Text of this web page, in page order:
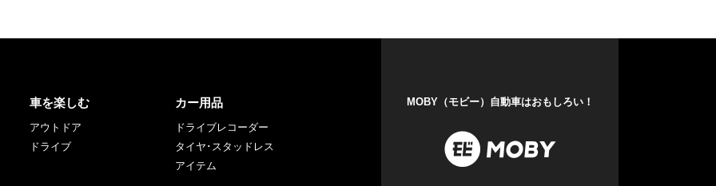
車を楽しむ
アウトドア
ドライブ
カー用品
ドライブレコーダー
タイヤ･スタッドレス
アイテム
MOBY（モビー）自動車はおもしろい！